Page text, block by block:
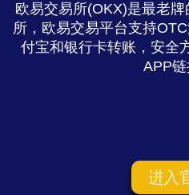
欧易交易所(OKX)是最老
所，欧易交易平台支持
付宝和银行卡转账，安全
APP链
进入